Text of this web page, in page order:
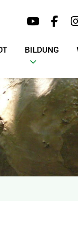
BILDUNG